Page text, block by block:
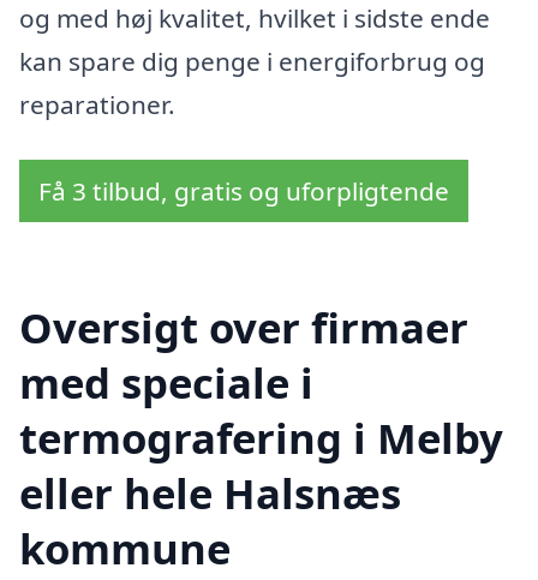
og med høj kvalitet, hvilket i sidste ende
kan spare dig penge i energiforbrug og
reparationer.
Få 3 tilbud, gratis og uforpligtende
Oversigt over firmaer
med speciale i
termografering i Melby
eller hele Halsnæs
kommune